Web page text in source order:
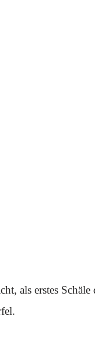
als erstes